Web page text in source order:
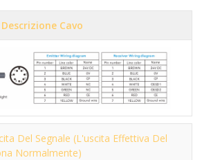
Cavo
Del Segnale (l'uscita Effettiva Del
Normalmente)